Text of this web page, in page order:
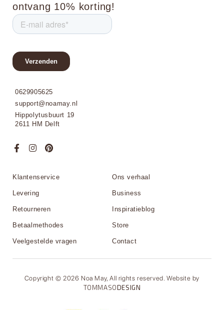
ontvang 10% korting!
0629905625
support@noamay.nl
Hippolytusbuurt 19
2611 HM Delft
Klantenservice
Levering
Retourneren
Betaalmethodes
Veelgestelde vragen
Ons verhaal
Business
Inspiratieblog
Store
Contact
Copyright © 2026 Noa May, All rights reserved. Website by
TOMMASODESIGN